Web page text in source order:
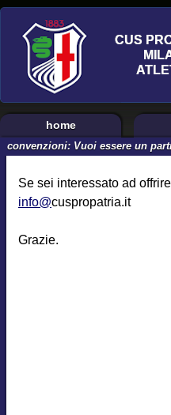
home
convenzioni: Vuoi essere un
Se sei interessato ad
info@cuspropatria.it
Grazie.